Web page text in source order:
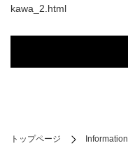
kawa_2.html
トップページ Information